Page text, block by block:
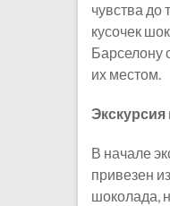
чувства до
кусочек
Барселону
их местом.
В начале
привезен
шоколада,